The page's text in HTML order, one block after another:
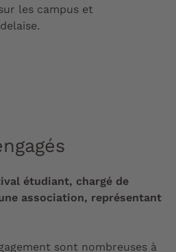
les campus et
étudiant, chargé de
association, représentant
sont nombreuses à